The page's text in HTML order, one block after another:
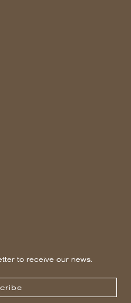
to receive our news.